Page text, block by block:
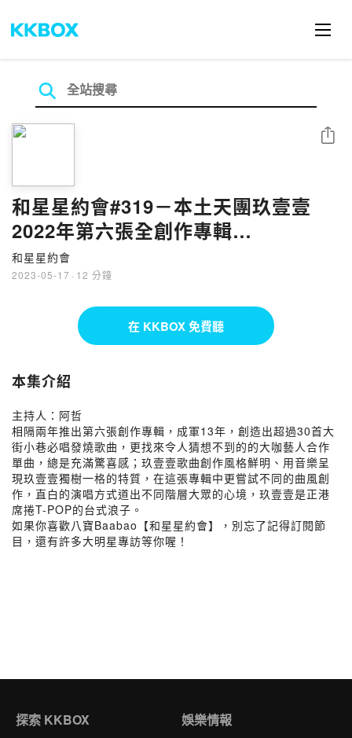
和星星約會#319－本土天團玖壹壹
2022年第六張全創作專輯
《BROMAN》
和星星約會
2023-05-17 · 12 分鐘
分享
在 KKBOX 免費聽
本集介紹
主持人：阿哲
相隔兩年推出第六張創作專輯，成軍13年，創造出超過30首大
街小巷必唱發燒歌曲，更找來令人猜想不到的的大咖藝人合作
單曲，總是充滿驚喜感；玖壹壹歌曲創作風格鮮明、用音樂呈
現玖壹壹獨樹一格的特質，在這張專輯中更嘗試不同的曲風創
作，直白的演唱方式道出不同階層大眾的心境，玖壹壹是正港
席捲T-POP的台式浪子。
如果你喜歡八寶Baabao【和星星約會】，別忘了記得訂閱節
目，還有許多大明星專訪等你喔！
探索 KKBOX 娛樂情報